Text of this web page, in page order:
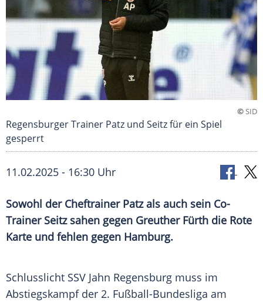
©SID
Regensburger Trainer Patz und Seitz für ein Spiel
gesperrt
11.02.2025 - 16:30 Uhr
Sowohl der Cheftrainer Patz als auch sein Co-
Trainer Seitz sahen gegen Greuther Fürth die Rote
Karte und fehlen gegen Hamburg.
Schlusslicht SSV Jahn Regensburg muss im
Abstiegskampfder 2. Fußball-Bundesliga am